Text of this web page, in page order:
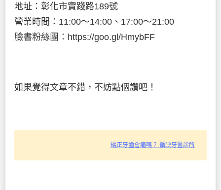
地址：彰化市實踐路189號
營業時間：11:00～14:00、17:00～21:00
臉書粉絲團：https://goo.gl/HmybFF
如果覺得文章不錯，不妨點個讚吧！
矯正牙齒會痛嗎？ 循映牙醫診所